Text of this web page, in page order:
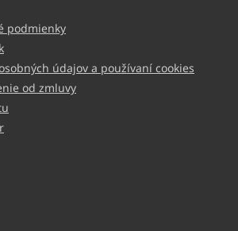
podmienky
údajov a používaní cookies
od zmluvy